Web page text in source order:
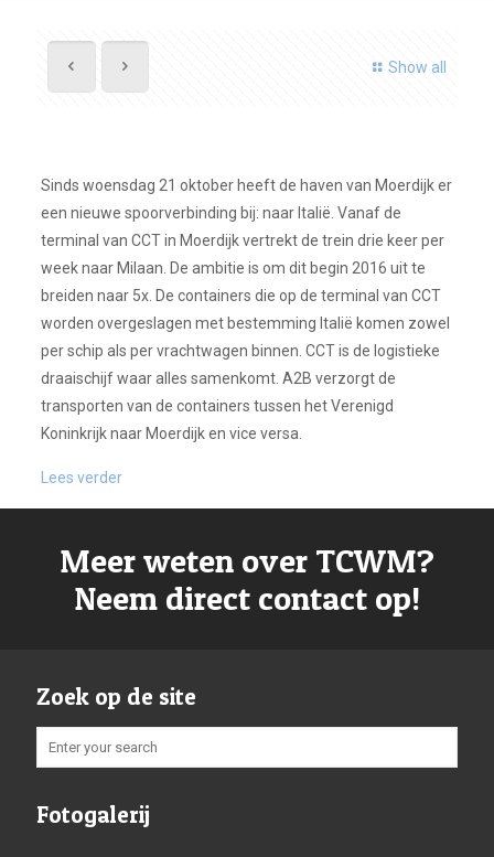
Show all
Sinds woensdag 21 oktober heeft de haven van Moerdijk er
een nieuwe spoorverbinding bij: naar Italië. Vanaf de
terminal van CCT in Moerdijk vertrekt de trein drie keer per
week naar Milaan. De ambitie is om dit begin 2016 uit te
breiden naar 5x. De containers die op de terminal van CCT
worden overgeslagen met bestemming Italië komen zowel
per schip als per vrachtwagen binnen. CCT is de logistieke
draaischijf waar alles samenkomt. A2B verzorgt de
transporten van de containers tussen het Verenigd
Koninkrijk naar Moerdijk en vice versa.
Lees verder
Meer weten over TCWM?
Neem direct contact op!
Zoek op de site
Fotogalerij